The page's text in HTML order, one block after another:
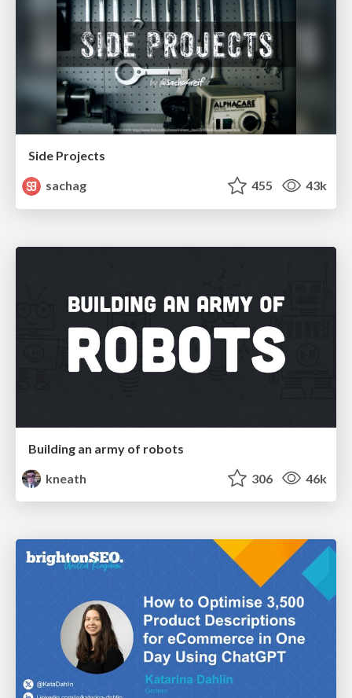
Side Projects
sachag
455 43k
Building an army of robots
kneath
306 46k